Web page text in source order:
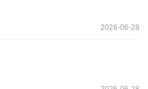
2026-06-28